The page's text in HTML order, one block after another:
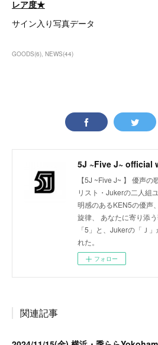
レア度★
サイン入り写真データ
GOODS(6) NEWS(44)
5J ~Five J~ official
【5J ~Five J~ 】 優声
リスト・Jukerの二人組
明感のあるKEN5の優声
旋律、 あなたに寄り添
「5」と、Jukerの「Ｊ
れた。
フォロー
関連記事